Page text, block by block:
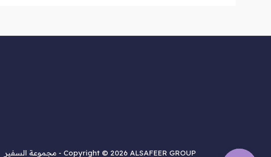
Copyright © 2026 ALSAFEER GROUP - مجموعة السفير